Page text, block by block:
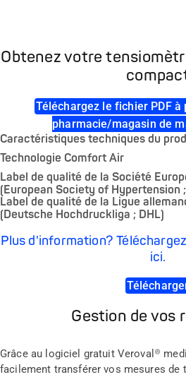
Obtenez votre
Téléchargez le fichier PDF
pharmacie/magasin de
Caractéristiques techniques du
Technologie Comfort Air
Label de qualité de la Société
(European Society of Hypertension
Label de qualité de la Ligue
(Deutsche Hochdruckliga ; DHL)
Plus d'information?
ici.
Gestion de vos
Grâce au logiciel gratuit Veroval®
facilement transférer vos mesures de